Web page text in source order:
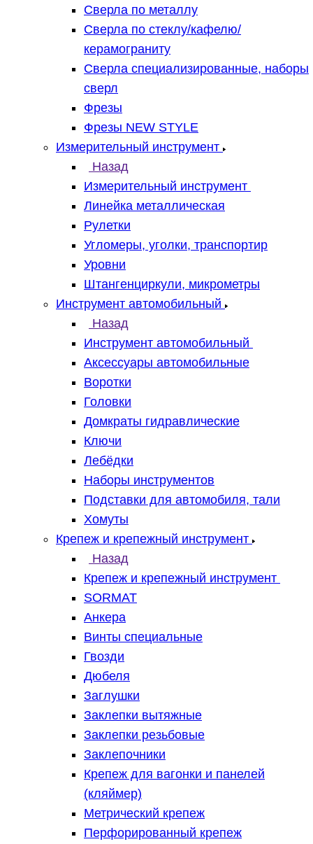
Сверла по металлу
Сверла по стеклу/кафелю/
керамограниту
Сверла специализированные, наборы
сверл
Фрезы
Фрезы NEW STYLE
Измерительный инструмент
Назад
Измерительный инструмент
Линейка металлическая
Рулетки
Угломеры, уголки, транспортир
Уровни
Штангенциркули, микрометры
Инструмент автомобильный
Назад
Инструмент автомобильный
Аксессуары автомобильные
Воротки
Головки
Домкраты гидравлические
Ключи
Лебёдки
Наборы инструментов
Подставки для автомобиля, тали
Хомуты
Крепеж и крепежный инструмент
Назад
Крепеж и крепежный инструмент
SORMAT
Анкера
Винты специальные
Гвозди
Дюбеля
Заглушки
Заклепки вытяжные
Заклепки резьбовые
Заклепочники
Крепеж для вагонки и панелей
(кляймер)
Метрический крепеж
Перфорированный крепеж